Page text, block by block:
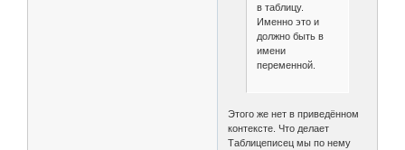
в таблицу.
Именно это и
должно быть в
имени
переменной.
Этого же нет в приведённом
контексте. Что делает
Таблицеписец мы по нему